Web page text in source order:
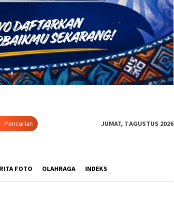
Pencarian JUMAT, 7 AGUSTUS 2026
FOTO OLAHRAGA INDEKS